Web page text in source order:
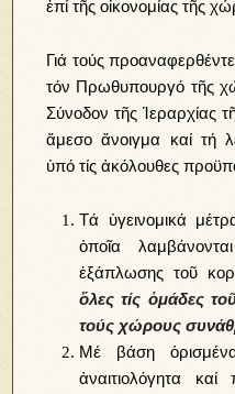
ἐπί τῆς οἰκονομίας τῆς
Γιά τούς
τόν Πρωθυπουργό τῆς
Σύνοδον τῆς Ἱεραρχίας
ἄμεσο ἄνοιγμα καί τή
ὑπό τίς ἀκόλουθες
Tά ὑγεινομικά
ὁποῖα
ἐξάπλωσης τοῦ
ὅλες τίς ὁμάδες
τούς χώρους
Μέ βάση
ἀναιτιολόγητα